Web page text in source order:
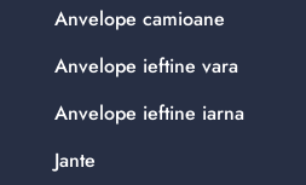
Anvelope camioane
Anvelope ieftine vara
Anvelope ieftine iarna
Jante